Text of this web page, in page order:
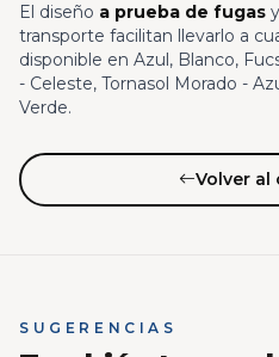
El diseño a prueba de fugas
transporte facilitan llevarlo a
disponible en Azul, Blanco,
- Celeste, Tornasol Morado -
Verde.
Volver al
SUGERENCIAS